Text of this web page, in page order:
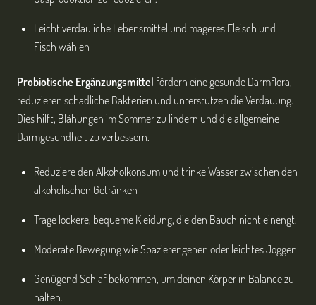
Leicht verdauliche Lebensmittel und mageres Fleisch und
Fisch wählen
Probiotische Ergänzungsmittel fördern eine gesunde Darmflora,
reduzieren schädliche Bakterien und unterstützen die Verdauung.
Dies hilft, Blähungen im Sommer zu lindern und die allgemeine
Darmgesundheit zu verbessern.
Reduziere den Alkoholkonsum und trinke Wasser zwischen den
alkoholischen Getränken
Trage lockere, bequeme Kleidung, die den Bauch nicht einengt.
Moderate Bewegung wie Spazierengehen oder leichtes Joggen
Genügend Schlaf bekommen, um deinen Körper in Balance zu
halten.